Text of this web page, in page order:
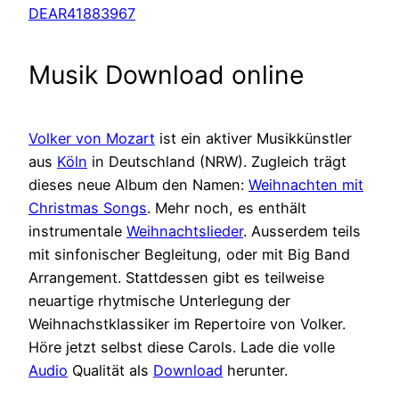
DEAR41883967
Musik Download online
Volker von Mozart ist ein aktiver Musikkünstler
aus Köln in Deutschland (NRW). Zugleich trägt
dieses neue Album den Namen: Weihnachten mit
Christmas Songs. Mehr noch, es enthält
instrumentale Weihnachtslieder. Ausserdem teils
mit sinfonischer Begleitung, oder mit Big Band
Arrangement. Stattdessen gibt es teilweise
neuartige rhytmische Unterlegung der
Weihnachstklassiker im Repertoire von Volker.
Höre jetzt selbst diese Carols. Lade die volle
Audio Qualität als Download herunter.